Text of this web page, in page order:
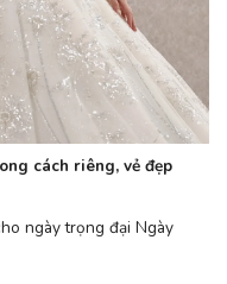
cách riêng, vẻ đẹp
ngày trọng đại Ngày